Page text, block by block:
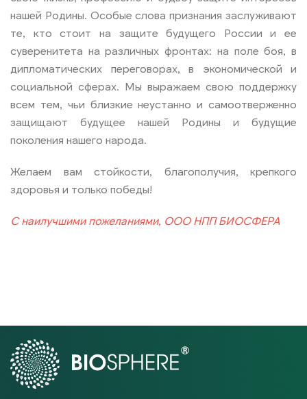
нашей Родины. Особые слова признания заслуживают
те, кто стоит на защите будущего России и ее
суверенитета на различных фронтах: на поле боя, в
дипломатических переговорах, в экономической и
социальной сферах. Мы выражаем свою поддержку
всем тем, чьи близкие неустанно и самоотверженно
защищают будущее нашей Родины и будущие
поколения нашего народа.
Желаем вам стойкости, благополучия, крепкого
здоровья и только победы!
С наилучшими пожеланиями, ООО НПП БИОСФЕРА